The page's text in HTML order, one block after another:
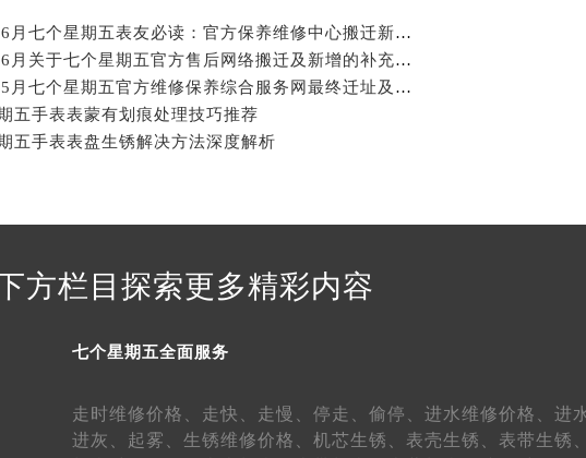
1102室七个星期五售后服务中心（北京总部）（需提前预约）
室七个星期五售后服务中心（需提前预约）
售后服务中心（需提前预约）
售后服务中心（需提前预约）
中心（需提前预约）
后服务中心（需提前预约）
服务中心（需提前预约）
服务中心（需提前预约）
路交叉口七个星期五售后服务中心（需提前预约）
售后服务中心（需提前预约）
2026年6月七个星期五表友必读：官方保养维修中心搬迁新开明细
2026年6月关于七个星期五官方售后网络搬迁及新增的补充修订说明文件
2026年5月七个星期五官方维修保养综合服务网最终迁址及新增网点确认
五手表表蒙有划痕处理技巧推荐
五手表表盘生锈解决方法深度解析
方栏目探索更多精彩内容
七个星期五全面服务
走时维修价格、 走快、 走慢、 停走、 偷停、 进水维修价格、 进
进灰、 起雾、 生锈维修价格、 机芯生锈、 表壳生锈、 表带生锈、